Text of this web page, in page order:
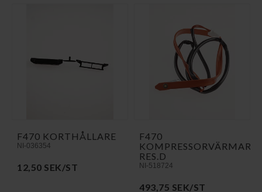
F470 KORTHÅLLARE
NI-036354
12,50 SEK/ST
F470
KOMPRESSORVÄRMARE
RES.D
NI-518724
493,75 SEK/ST